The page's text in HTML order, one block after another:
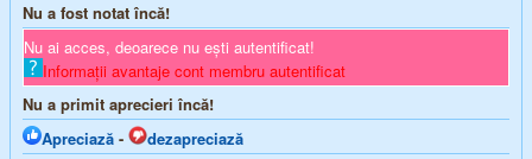
Nu a fost notat încă!
Nu ai acces, deoarece nu ești autentificat!
Informații avantaje cont membru autentificat
Nu a primit aprecieri încă!
Apreciază -
dezapreciază